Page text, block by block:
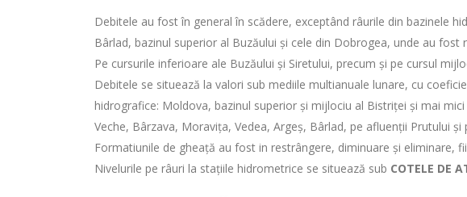
Debitele au fost în general în scădere, exceptând râurile din bazinele
Bârlad, bazinul superior al Buzăului şi cele din Dobrogea, unde au fost
Pe cursurile inferioare ale Buzăului şi Siretului, precum şi pe cursul
Debitele se situează la valori sub mediile multianuale lunare, cu
hidrografice: Moldova, bazinul superior şi mijlociu al Bistriței şi mai
Veche, Bârzava, Moravița, Vedea, Argeș, Bârlad, pe afluenții Prutului
Formatiunile de gheață au fost in restrângere, diminuare şi eliminare,
Nivelurile pe râuri la stațiile hidrometrice se situează sub COTELE DE